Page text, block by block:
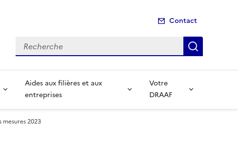
Contact
Recherche
Aides aux filières et aux
entreprises
Votre
DRAAF
mesures 2023